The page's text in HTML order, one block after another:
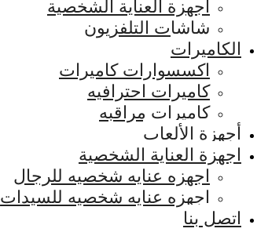
اجهزة العناية الشخصية
شاشات التلفزيون
الكاميرات
اكسسوارات كاميرات
كاميرات احترافيه
كاميرات مراقبه
أجهزة الألعاب
اجهزة العناية الشخصية
اجهزه عنايه شخصيه للرجال
اجهزه عنايه شخصيه للسيدات
اتصل بنا